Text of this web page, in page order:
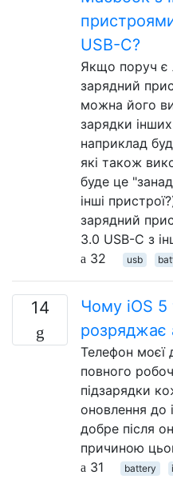
USB-C?
Якщо поруч
зарядний
можна його
зарядки
наприклад
які також
буде це
інші
зарядний
3.0 USB-C з
32
usb
14
Чому iOS 5
розряджає
Телефон моєї
повного
підзарядки
оновлення до
добре після
причиною
31
battery